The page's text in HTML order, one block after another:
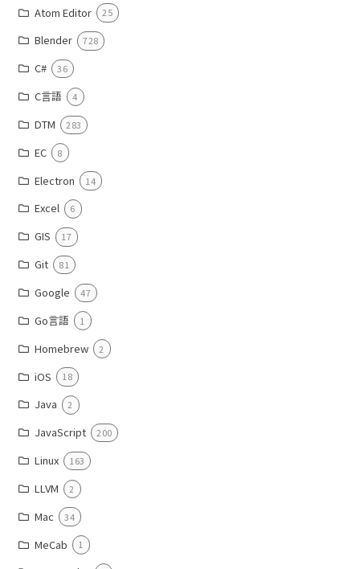
Atom Editor 25
Blender 728
C# 36
C言語 4
DTM 283
EC 8
Electron 14
Excel 6
GIS 17
Git 81
Google 47
Go言語 1
Homebrew 2
iOS 18
Java 2
JavaScript 200
Linux 163
LLVM 2
Mac 34
MeCab 1